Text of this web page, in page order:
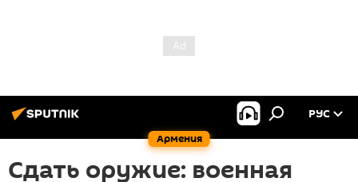
Армения
РУС
Сдать оружие: военная